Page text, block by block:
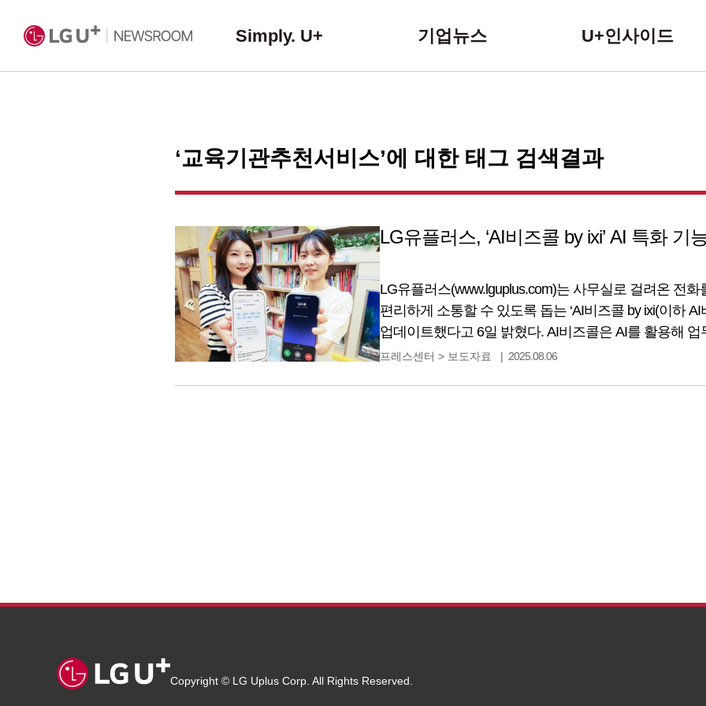
Simply. U+ 기업뉴스 U+인사이드
‘교육기관추천서비스’에 대한 태그 검색결과
LG유플러스, ‘AI비즈콜 by ixi’ AI 특화 기
LG유플러스(www.lguplus.com)는 사무실로 걸려온 전
편리하게 소통할 수 있도록 돕는 ‘AI비즈콜 by ixi(이하 AI
업데이트했다고 6일 밝혔다. AI비즈콜은 AI를 활용해
편의성을 제공하는 혁신적인 솔루션으로, LG유플러스
프레스센터 > 보도자료 2025.08.06
Copyright © LG Uplus Corp. All Rights Reserved.